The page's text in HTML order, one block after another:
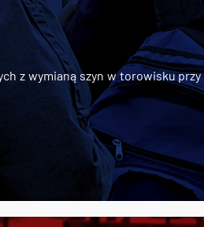
z wymianą szyn w torowisku